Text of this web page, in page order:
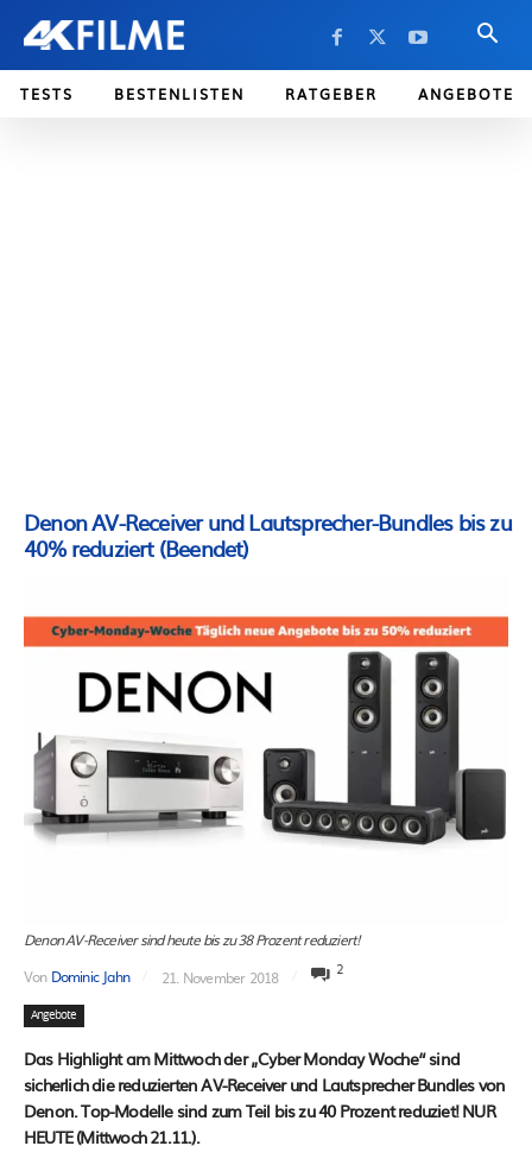
TESTS BESTENLISTEN RATGEBER ANGEBOTE
Denon AV-Receiver und Lautsprecher-Bundles bis zu
40% reduziert (Beendet)
Denon AV-Receiver sind heute bis zu 38 Prozent reduziert!
Von Dominic Jahn 21. November 2018 2
Angebote
Das Highlight am Mittwoch der „Cyber Monday Woche“ sind
sicherlich die reduzierten AV-Receiver und Lautsprecher Bundles von
Denon. Top-Modelle sind zum Teil bis zu 40 Prozent reduziet! NUR
HEUTE (Mittwoch 21.11.).